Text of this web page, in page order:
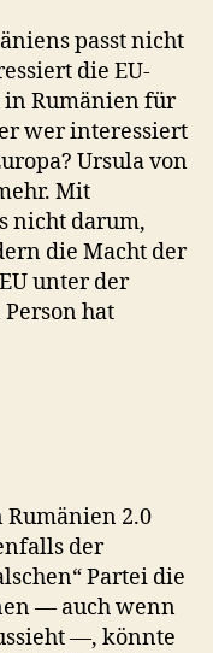
passt nicht
die EU-
in Rumänien für
wer interessiert
Ursula von
Mit
nicht darum,
die Macht der
unter der
hat
2.0
der
Partei die
— auch wenn
—, könnte